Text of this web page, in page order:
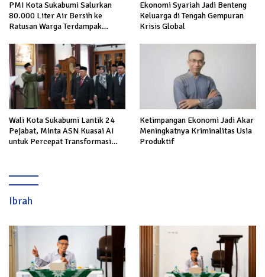
PMI Kota Sukabumi Salurkan
80.000 Liter Air Bersih ke
Ratusan Warga Terdampak
Ekonomi Syariah Jadi Benteng
Keluarga di Tengah Gempuran
Krisis Global
Wali Kota Sukabumi Lantik 24
Pejabat, Minta ASN Kuasai AI
untuk Percepat Transformasi
Ketimpangan Ekonomi Jadi Akar
Meningkatnya Kriminalitas Usia
Produktif
Ibrah